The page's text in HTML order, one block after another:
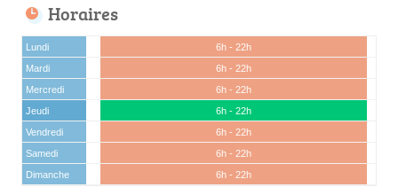
Horaires
Lundi
6h - 22h
Mardi
6h - 22h
Mercredi
6h - 22h
Jeudi
6h - 22h
Vendredi
6h - 22h
Samedi
6h - 22h
Dimanche
6h - 22h